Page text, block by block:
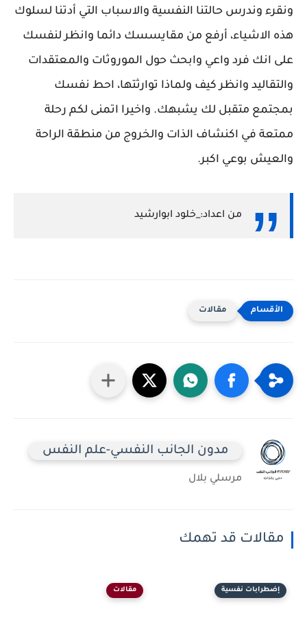
ونقرء وندرس حالتنا النفسية والاسباب التي أدتنا لسلوك
هذه الاشياء، أرفع من مقايسسك دائما وانظر لنفسك
على انك فرد واعي وابحث حول الموروثات والمعتقدات
والتقاليد وانظر كيف ولماذا توارثتها، احط نفسك
بمجتمع متقبل لك يشبهك. واخيرا اتمنى لكم رحلة
ممتعة في اكنشاف الذات والخروج من منطقة الراحة
والعيش بوعي اكبر.
من اعداد:_خلود ابوارشيد
مقالات
مدون الجانب النفسي-علم النفس
مرسلي بلال
مقالات قد تهمك
إضطرابات نفسية مقالات